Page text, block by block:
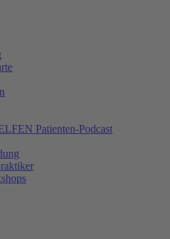
Patienten-Podcast